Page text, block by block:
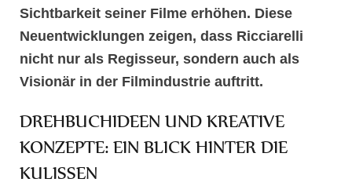
Sichtbarkeit seiner Filme erhöhen. Diese
Neuentwicklungen zeigen, dass Ricciarelli
nicht nur als Regisseur, sondern auch als
Visionär in der Filmindustrie auftritt.
DREHBUCHIDEEN UND KREATIVE
KONZEPTE: EIN BLICK HINTER DIE
KULISSEN